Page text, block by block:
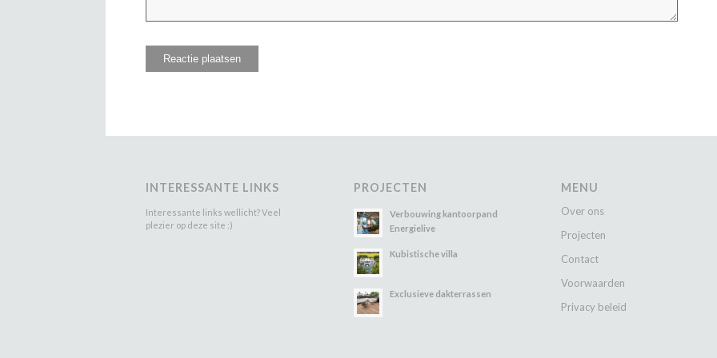
INTERESSANTE LINKS
Interessante links wellicht? Veel
plezier op deze site :)
PROJECTEN
Verbouwing kantoorpand
Energielive
Kubistische villa
Exclusieve dakterrassen
MENU
Over ons
Projecten
Contact
Voorwaarden
Privacy beleid